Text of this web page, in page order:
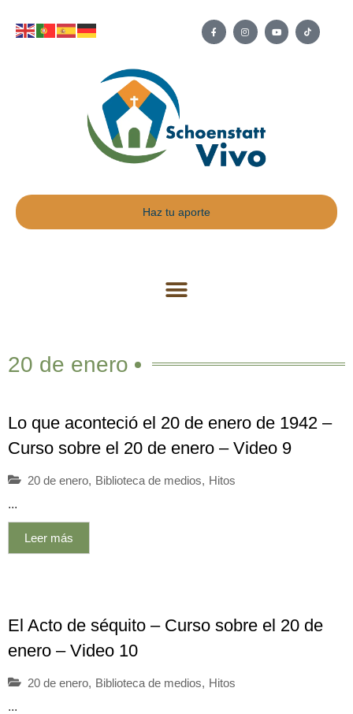
Haz tu aporte
20 de enero
Lo que aconteció el 20 de enero de 1942 –
Curso sobre el 20 de enero – Video 9
20 de enero, Biblioteca de medios, Hitos
...
Leer más
El Acto de séquito – Curso sobre el 20 de
enero – Video 10
20 de enero, Biblioteca de medios, Hitos
...